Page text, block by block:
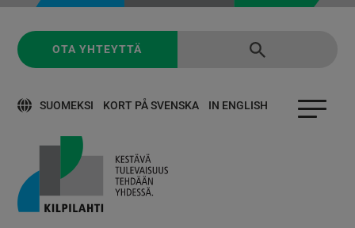
SUOMEKSI KORT PÅ SVENSKA IN ENGLISH
OTA YHTEYTTÄ